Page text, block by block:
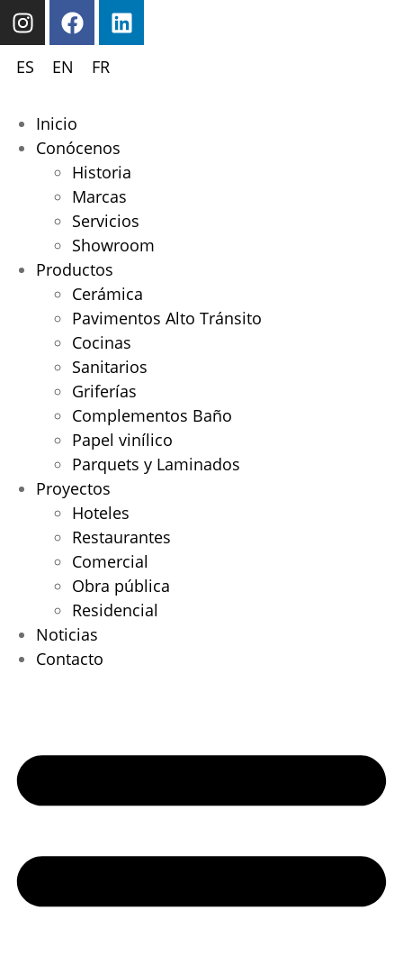
ES EN FR
Inicio
Conócenos
Historia
Marcas
Servicios
Showroom
Productos
Cerámica
Pavimentos Alto Tránsito
Cocinas
Sanitarios
Griferías
Complementos Baño
Papel vinílico
Parquets y Laminados
Proyectos
Hoteles
Restaurantes
Comercial
Obra pública
Residencial
Noticias
Contacto